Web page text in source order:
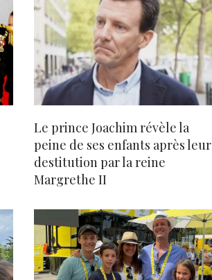
Le prince Joachim révèle la
peine de ses enfants après leur
destitution par la reine
Margrethe II